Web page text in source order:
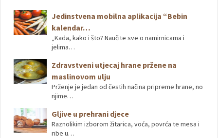
Jedinstvena mobilna aplikacija “Bebin
kalendar…
„Kada, kako i što? Naučite sve o namirnicama i
jelima…
Zdravstveni utjecaj hrane pržene na
maslinovom ulju
Prženje je jedan od čestih načina pripreme hrane, no
njime…
Gljive u prehrani djece
Raznolikim izborom žitarica, voća, povrća te mesa i
ribe u…